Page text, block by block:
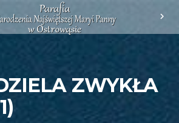
chevron_right
ZWYKŁA